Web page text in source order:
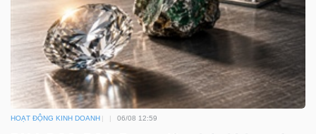
HOẠT ĐỘNG KINH DOANH 06/08 12:59